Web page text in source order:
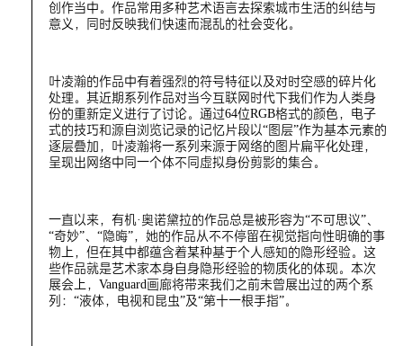
创作当中。作品常用多种艺术语言去探索城市生活的纠结与
意义，同时反映我们快速而混乱的社会变化。
叶凌瀚的作品中有着强烈的符号特征以及对时空感的碎片化
处理。其近期系列作品对当今互联网时代下我们作为人类身
份的重新定义进行了讨论。通过64位RGB格式的颜色，电子
式的技巧和源自浏览记录的记忆片段以“图层”作为基本元素的
逐层叠加，叶凌瀚将一系列来源于网络的图片扁平化处理，
呈现出网络中同一个体不同虚拟身份剪影的集合。
一直以来，有机·奥诺黛拉的作品总是被形容为“不可思议”、
“奇妙”、“隐晦”，她的作品从不不停留在视觉指向性明确的事
物上，但在其中都蕴含着某种基于个人感知的隐形经验。这
些作品就是艺术家本身自身隐形经验的物质化的体现。本次
展会上，Vanguard画廊将带来我们之前未曾展出过的两个系
列：“液体，电视和昆虫”及“第十一根手指”。